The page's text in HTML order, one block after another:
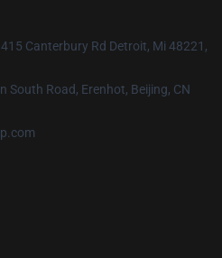
Canterbury Rd Detroit, Mi 48221,
South Road, Erenhot, Beijing, CN